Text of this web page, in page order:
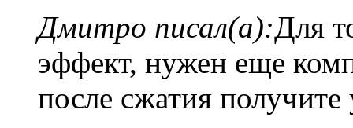
Дмитро писал(а):Для
эффект, нужен еще
после сжатия